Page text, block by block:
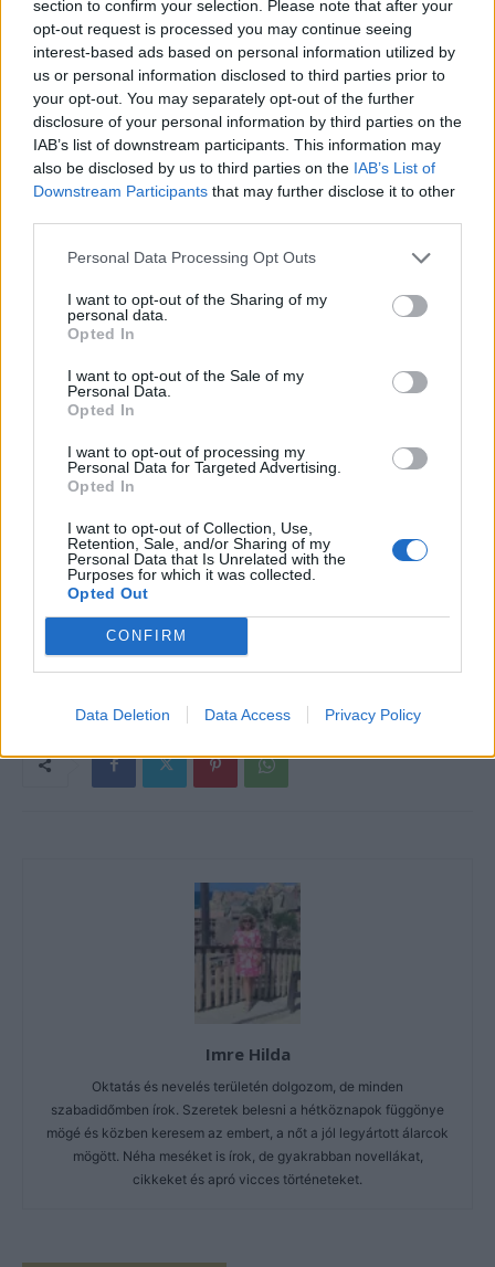
section to confirm your selection. Please note that after your
opt-out request is processed you may continue seeing
interest-based ads based on personal information utilized by
us or personal information disclosed to third parties prior to
your opt-out. You may separately opt-out of the further
disclosure of your personal information by third parties on the
IAB’s list of downstream participants. This information may
also be disclosed by us to third parties on the IAB’s List of
Downstream Participants that may further disclose it to other
Personal Data Processing Opt Outs
I want to opt-out of the Sharing of my
personal data.
Opted In
I want to opt-out of the Sale of my
Personal Data.
Opted In
I want to opt-out of processing my
Personal Data for Targeted Advertising.
Opted In
I want to opt-out of Collection, Use,
Retention, Sale, and/or Sharing of my
Personal Data that Is Unrelated with the
Purposes for which it was collected.
Opted Out
CONFIRM
Data Deletion Data Access Privacy Policy
fotó: Pinterest
Imre Hilda
Oktatás és nevelés területén dolgozom, de minden
szabadidőmben írok. Szeretek belesni a hétköznapok függönye
mögé és közben keresem az embert, a nőt a jól legyártott álarcok
mögött. Néha meséket is írok, de gyakrabban novellákat,
cikkeket és apró vicces történeteket.